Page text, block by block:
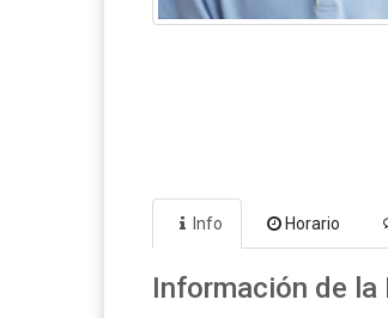
Info Horario
Información de la